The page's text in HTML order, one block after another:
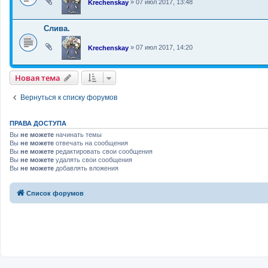
Krechenskay » 07 июл 2017, 13:48
Слива.
Krechenskay » 07 июл 2017, 14:20
Новая тема
Новаятема
Вернуться к списку форумов
ПРАВА ДОСТУПА
Вы не можете начинать темы
Вы не можете отвечать на сообщения
Вы не можете редактировать свои сообщения
Вы не можете удалять свои сообщения
Вы не можете добавлять вложения
Список форумов
Связаться с